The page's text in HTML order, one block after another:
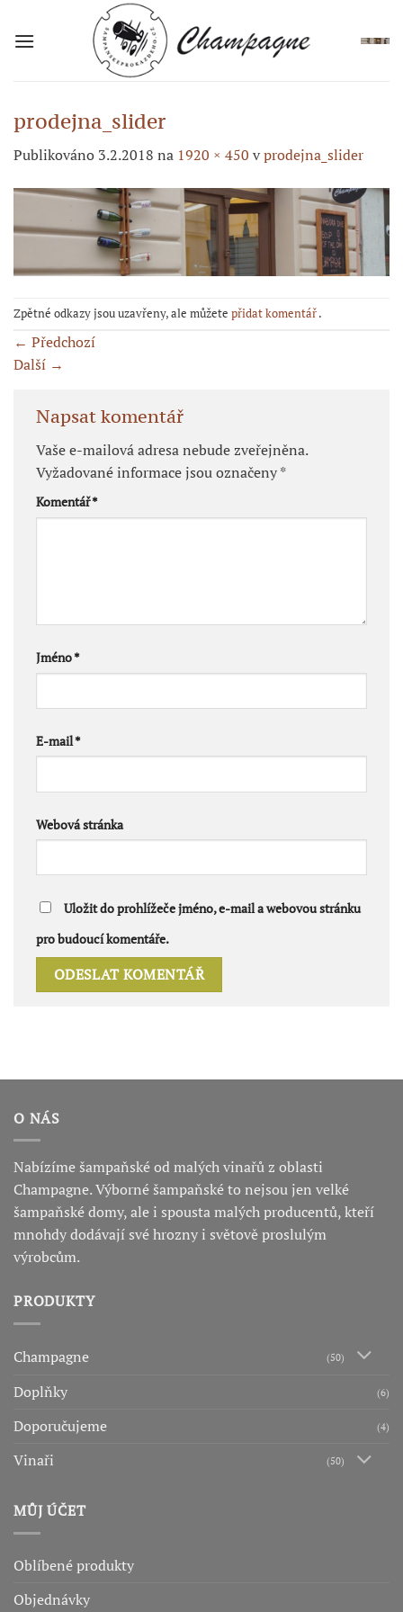
prodejna_slider
Publikováno 3.2.2018 na 1920 × 450 vprodejna_slider
Zpětné odkazy jsou uzavřeny, ale můžete přidat komentář.
← Předchozí
Další →
Napsat komentář
Vaše e-mailová adresa nebude zveřejněna.
Vyžadované informace jsou označeny*
Komentář*
Jméno*
E-mail*
Webová stránka
Uložit do prohlížeče jméno, e-mail a webovou stránku
pro budoucí komentáře.
O NÁS
Nabízíme šampaňské od malých vinařů z oblasti
Champagne. Výborné šampaňské to nejsou jen velké
šampaňské domy, ale i spousta malých producentů, kteří
mnohdy dodávají své hrozny i světově proslulým
výrobcům.
PRODUKTY
Champagne (50)
Doplňky (6)
Doporučujeme (4)
Vinaři (50)
MŮJ ÚČET
Oblíbené produkty
Objednávky